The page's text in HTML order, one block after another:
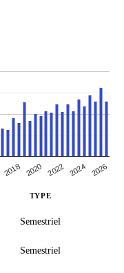
2018 2020 2022 2024 2026
TYPE
Semestriel
Semestriel